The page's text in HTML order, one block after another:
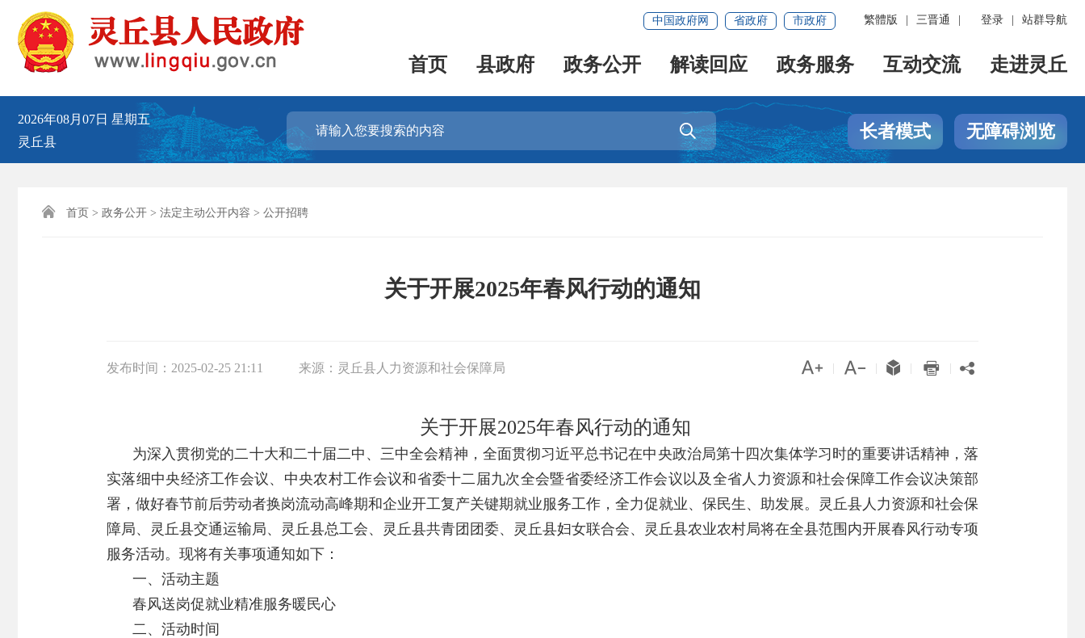
登录 站群导航
繁體版 三晋通
中国政府网 省政府 市政府
首页 县政府 政务公开 解读回应 政务服务 互动交流 走进灵丘
2026年08月07日 星期五
灵丘县
 长者模式 无障碍浏览
 首页 > 政务公开 > 法定主动公开内容 > 公开招聘
关于开展2025年春风行动的通知
发布时间： 2025-02-25 21:11 来源： 灵丘县人力资源和社会保障局     
关于开展2025年春风行动的通知
为深入贯彻党的二十大和二十届二中、三中全会精神，全面贯彻习近平总书记在中央政治局第十四次集体学习时的重要讲话精神，落
实落细中央经济工作会议、中央农村工作会议和省委十二届九次全会暨省委经济工作会议以及全省人力资源和社会保障工作会议决策部
署，做好春节前后劳动者换岗流动高峰期和企业开工复产关键期就业服务工作，全力促就业、保民生、助发展。灵丘县人力资源和社会保
障局、灵丘县交通运输局、灵丘县总工会、灵丘县共青团团委、灵丘县妇女联合会、灵丘县农业农村局将在全县范围内开展春风行动专项
服务活动。现将有关事项通知如下：
一、活动主题
春风送岗促就业精准服务暖民心
二、活动时间